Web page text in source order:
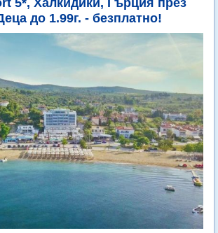
5*, Халкидики, Гърция през
до 1.99г. - безплатно!